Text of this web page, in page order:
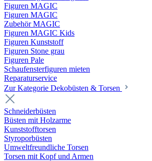
Figuren MAGIC
Figuren MAGIC
Zubehör MAGIC
Figuren MAGIC Kids
Figuren Kunststoff
Figuren Stone grau
Figuren Pale
Schaufensterfiguren mieten
Reparaturservice
Zur Kategorie Dekobüsten & Torsen
Schneiderbüsten
Büsten mit Holzarme
Kunststofftorsen
Styroporbüsten
Umweltfreundliche Torsen
Torsen mit Kopf und Armen